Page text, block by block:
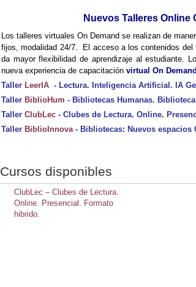
Nuevos Talleres Online
Los talleres virtuales On Demand se realizan de
fijos, modalidad 24/7. El acceso a los contenidos del
da mayor flexibilidad de aprendizaje al estudiante.
nueva experiencia de capacitación virtual On Demand
Taller LeerIA - Lectura. Inteligencia Artificial. IA
Taller BiblioHum - Bibliotecas Humanas.
Taller ClubLec - Clubes de Lectura. Online.
Taller BiblioInnova- Bibliotecas: Nuevos espacios
Cursos disponibles
ClubLec – Clubes de Lectura.
Online. Presencial. Formato
hibrido.